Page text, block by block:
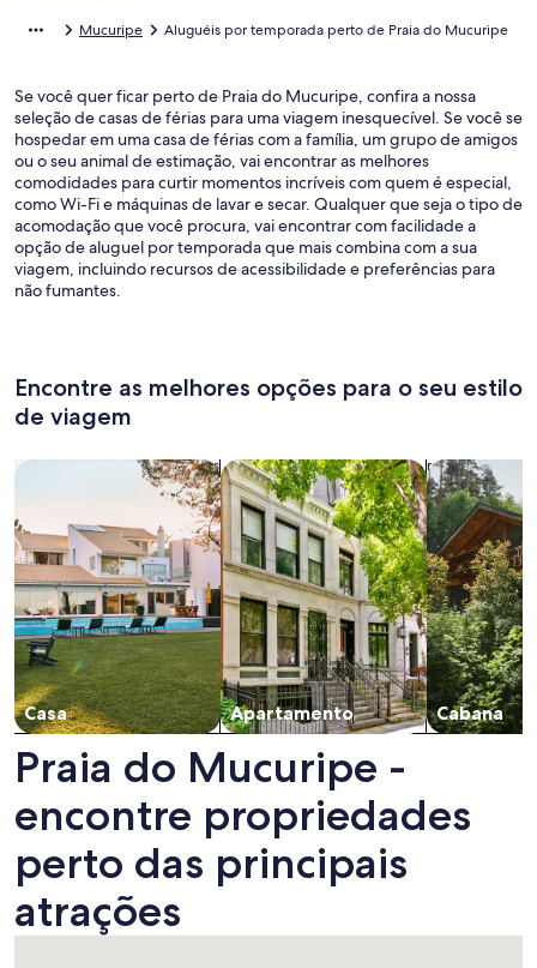
Mucuripe Aluguéis por temporada perto de Praia do Mucuripe
Se você quer ficar perto de Praia do Mucuripe, confira a nossa
seleção de casas de férias para uma viagem inesquecível. Se você se
hospedar em uma casa de férias com a família, um grupo de amigos
ou o seu animal de estimação, vai encontrar as melhores
comodidades para curtir momentos incríveis com quem é especial,
como Wi-Fi e máquinas de lavar e secar. Qualquer que seja o tipo de
acomodação que você procura, vai encontrar com facilidade a
opção de aluguel por temporada que mais combina com a sua
viagem, incluindo recursos de acessibilidade e preferências para
não fumantes.
Encontre as melhores opções para o seu estilo
de viagem
Casa
Busque casas
Apartamento
Busque apartamentos
Cabana
buscar
Praia do Mucuripe -
encontre propriedades
perto das principais
atrações